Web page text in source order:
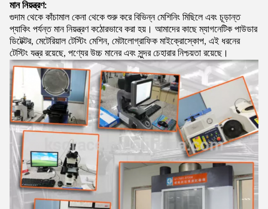
মান নিয়ন্ত্রণ:
গুদাম থেকে কাঁচামাল কেনা থেকে শুরু করে বিভিন্ন মেশিনিং মিছিলে এবং চূড়ান্ত
প্যাকিং পর্যন্ত মান নিয়ন্ত্রণ কঠোরভাবে করা হয়। আমাদের কাছে ম্যাগনেটিক পাউডার
ডিটেক্টর, মেটেরিয়াল টেস্টিং মেশিন, মেটালোগ্রাফিক মাইক্রোস্কোপ, এই ধরনের
টেস্টিং যন্ত্র রয়েছে, পণ্যের উচ্চ মানের এবং সুন্দর চেহারার নিশ্চয়তা রয়েছে।